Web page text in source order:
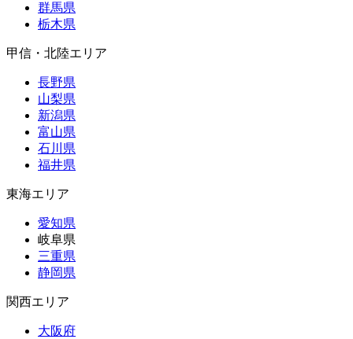
群馬県
栃木県
甲信・北陸エリア
長野県
山梨県
新潟県
富山県
石川県
福井県
東海エリア
愛知県
岐阜県
三重県
静岡県
関西エリア
大阪府